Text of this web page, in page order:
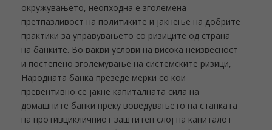
окружувањето, неопходна е зголемена
претпазливост на политиките и јакнење на добрите
практики за управувањето со ризиците од страна
на банките. Во вакви услови на висока неизвесност
и постепено зголемување на системските ризици,
Народната банка презеде мерки со кои
превентивно се јакне капиталната сила на
домашните банки преку воведувањето на стапката
на противцикличниот заштитен слој на капиталот